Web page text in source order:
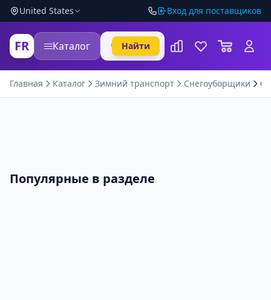
United States Вход для поставщиков
FR Каталог Найти
Главная Каталог Зимний транспорт Снегоуборщики
Популярные в разделе